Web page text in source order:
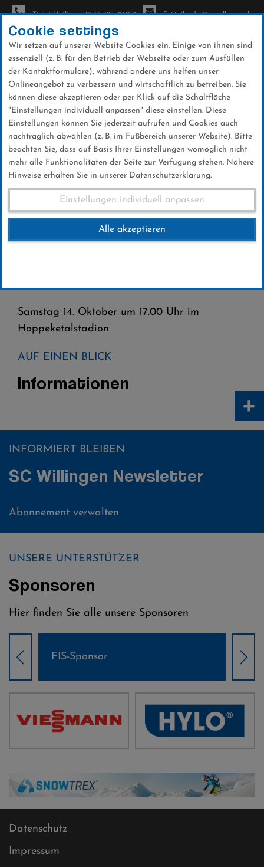
Direkt
zum
Inhalt
Ticket-Hotline: +49 56 32 - 960-0 E-Mail: info@sc-willingen.de
Fussball Verbandsliga Ski-Club
Willingen – TSV Rothwesten
Fussball Verbandsliga Ski-
Club Willingen – TSV
Rothwesten
Samstag 14. Oktober um 17.00 Uhr im
Hoppeketalstadion
AUF EINEN BLICK
Informationen
Cookie settings
Wir setzen auf unserer Website Cookies ein. Einige von ihnen sind
essenziell (z. B. für den Betrieb der Webseite oder zum Ausfüllen
der Kontaktformulare), während andere uns helfen unser
Onlineangebot zu verbessern und wirtschaftlich zu betreiben. Sie
können diese akzeptieren oder per Klick auf die Schaltfläche
"Einstellungen individuell anpassen" diese einstellen. Diese
Einstellungen können Sie jederzeit aufrufen und Cookies auch
nachträglich abwählen (z. B. im Fußbereich unserer Website). Bitte
beachten Sie, dass auf Basis Ihrer Einstellungen womöglich nicht
mehr alle Funktionalitäten der Seite zur Verfügung stehen. Nähere
Hinweise erhalten Sie in unserer Datenschutzerklärung.
Einstellungen individuell anpassen
Alle akzeptieren
INFORMIERT BLEIBEN
SC Willingen Newsletter
Abonnement verwalten
UNSERE UNTERSTÜTZER
Sponsoren
Hier finden Sie alle unsere Sponsoren
FIS-Sponsor
Datenschutz
Impressum
+